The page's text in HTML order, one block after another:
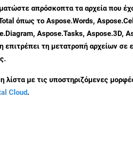
απρόσκοπτα τα αρχεία που
όπως το Aspose.Words,
Aspose.Tasks, Aspose.3D,
επιτρέπει τη μετατροπή αρχείων σε
λίστα με τις υποστηριζόμενες
Cloud.